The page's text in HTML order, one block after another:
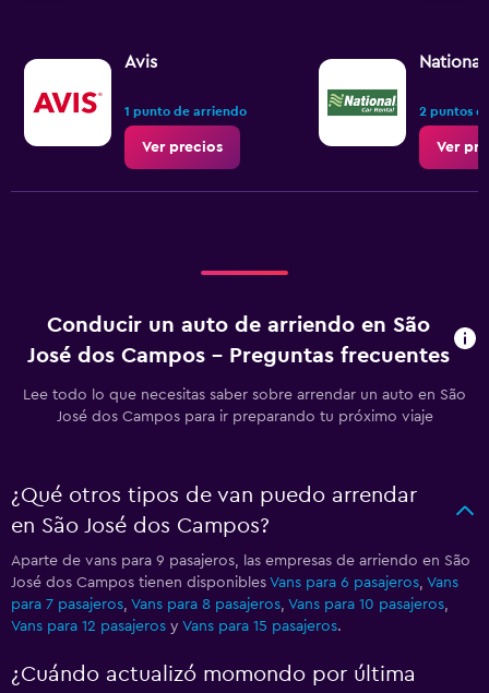
Avis
1 punto de arriendo
Ver precios
National
2 puntos
Ver
Conducir un auto de arriendo en São
José dos Campos - Preguntas frecuentes
Lee todo lo que necesitas saber sobre arrendar un auto en São
José dos Campos para ir preparando tu próximo viaje
¿Qué otros tipos de van puedo arrendar
en São José dos Campos?
Aparte de vans para 9 pasajeros, las empresas de arriendo en São
José dos Campos tienen disponibles Vans para 6 pasajeros, Vans
para 7 pasajeros, Vans para 8 pasajeros, Vans para 10 pasajeros,
Vans para 12 pasajeros y Vans para 15 pasajeros.
¿Cuándo actualizó momondo por última